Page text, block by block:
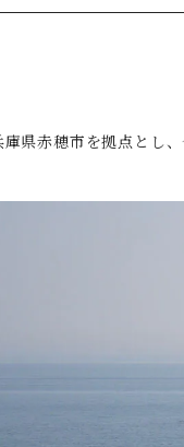
県赤穂市を拠点とし